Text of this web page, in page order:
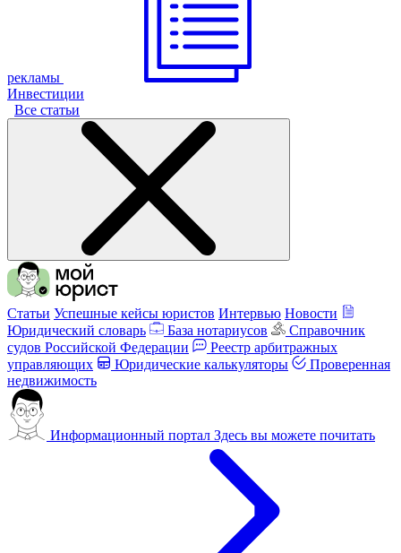
рекламы
Инвестиции
Все статьи
Статьи Успешные кейсы юристов Интервью Новости
Юридический словарь
База нотариусов
Справочник
судов Российской Федерации
Реестр арбитражных
управляющих
Юридические калькуляторы
Проверенная
недвижимость
Информационный портал Здесь вы можете почитать